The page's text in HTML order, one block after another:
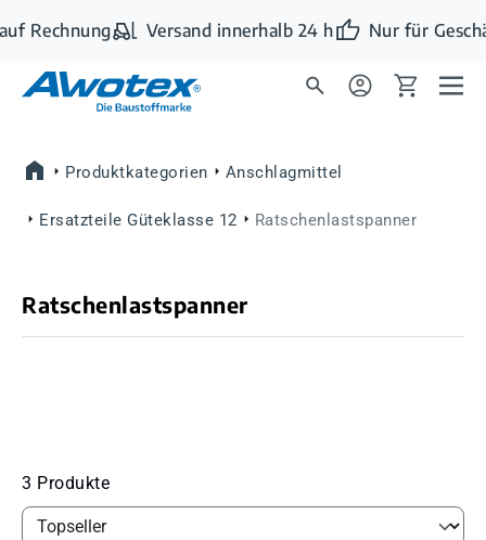
Zum Hauptinhalt springen
Rechnung Versand innerhalb 24 h Nur für
Produktkategorien Anschlagmittel
Ersatzteile Güteklasse 12 Ratschenlastspanner
Ratschenlastspanner
3 Produkte